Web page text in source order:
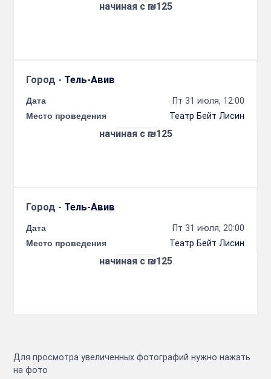
начиная с ₪125
Город - Тель-Авив
Дата
Пт 31 июля, 12:00
Место проведения
Театр Бейт Лисин
начиная с ₪125
Город - Тель-Авив
Дата
Пт 31 июля, 20:00
Место проведения
Театр Бейт Лисин
начиная с ₪125
Для просмотра увеличенных фотографий нужно нажать
на фото